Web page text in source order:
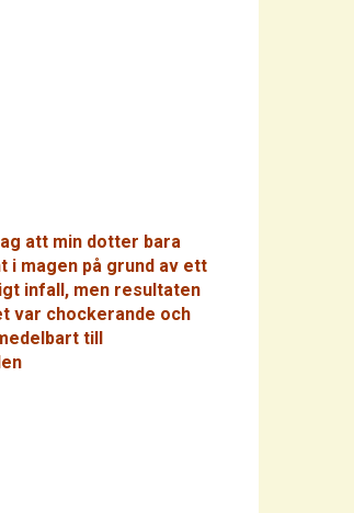
att min dotter bara
i magen på grund av ett
infall, men resultaten
var chockerande och
till